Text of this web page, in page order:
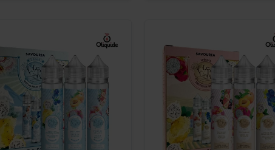
-
Commander
+
Commander